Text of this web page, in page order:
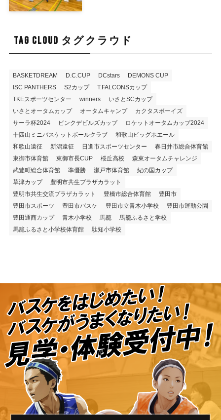
TAG CLOUD タグクラウド
BASKETDREAM D.C.CUP DCstars
DEMONS CUP
ISC PANTHERS
S2カップ
T.FALCONSカップ
TKEスポーツセンター
winners
いさとSCカップ
いさとオータムカップ
オータムキャンプ
カクタスボーイズ
サーラ杯2024
ピンクデビルズカップ
ロケットオータムカップ2024
十四山ミニバスケットボールクラブ
和歌山ビッグホエール
和歌山遠征
新潟遠征 日進市スポーツセンター
春日井市総合体育館
東御市体育館
東御市長CUP 桜丘高校
森東オータムチャレンジ
武豊町総合体育館
準優勝 瀬戸市体育館
紀の国カップ
草津カップ
豊明市共生プラザカラット
豊明市共生交流プラザカラット
豊橋市総合体育館
豊田市
豊田市スポーツ
豊田市バスケ 豊田市立青木小学校
豊田市運動公園
豊田通商カップ
青木小学校 馬籠
馬籠ふるさと学校
馬籠ふるさと小学校体育館
駄知小学校